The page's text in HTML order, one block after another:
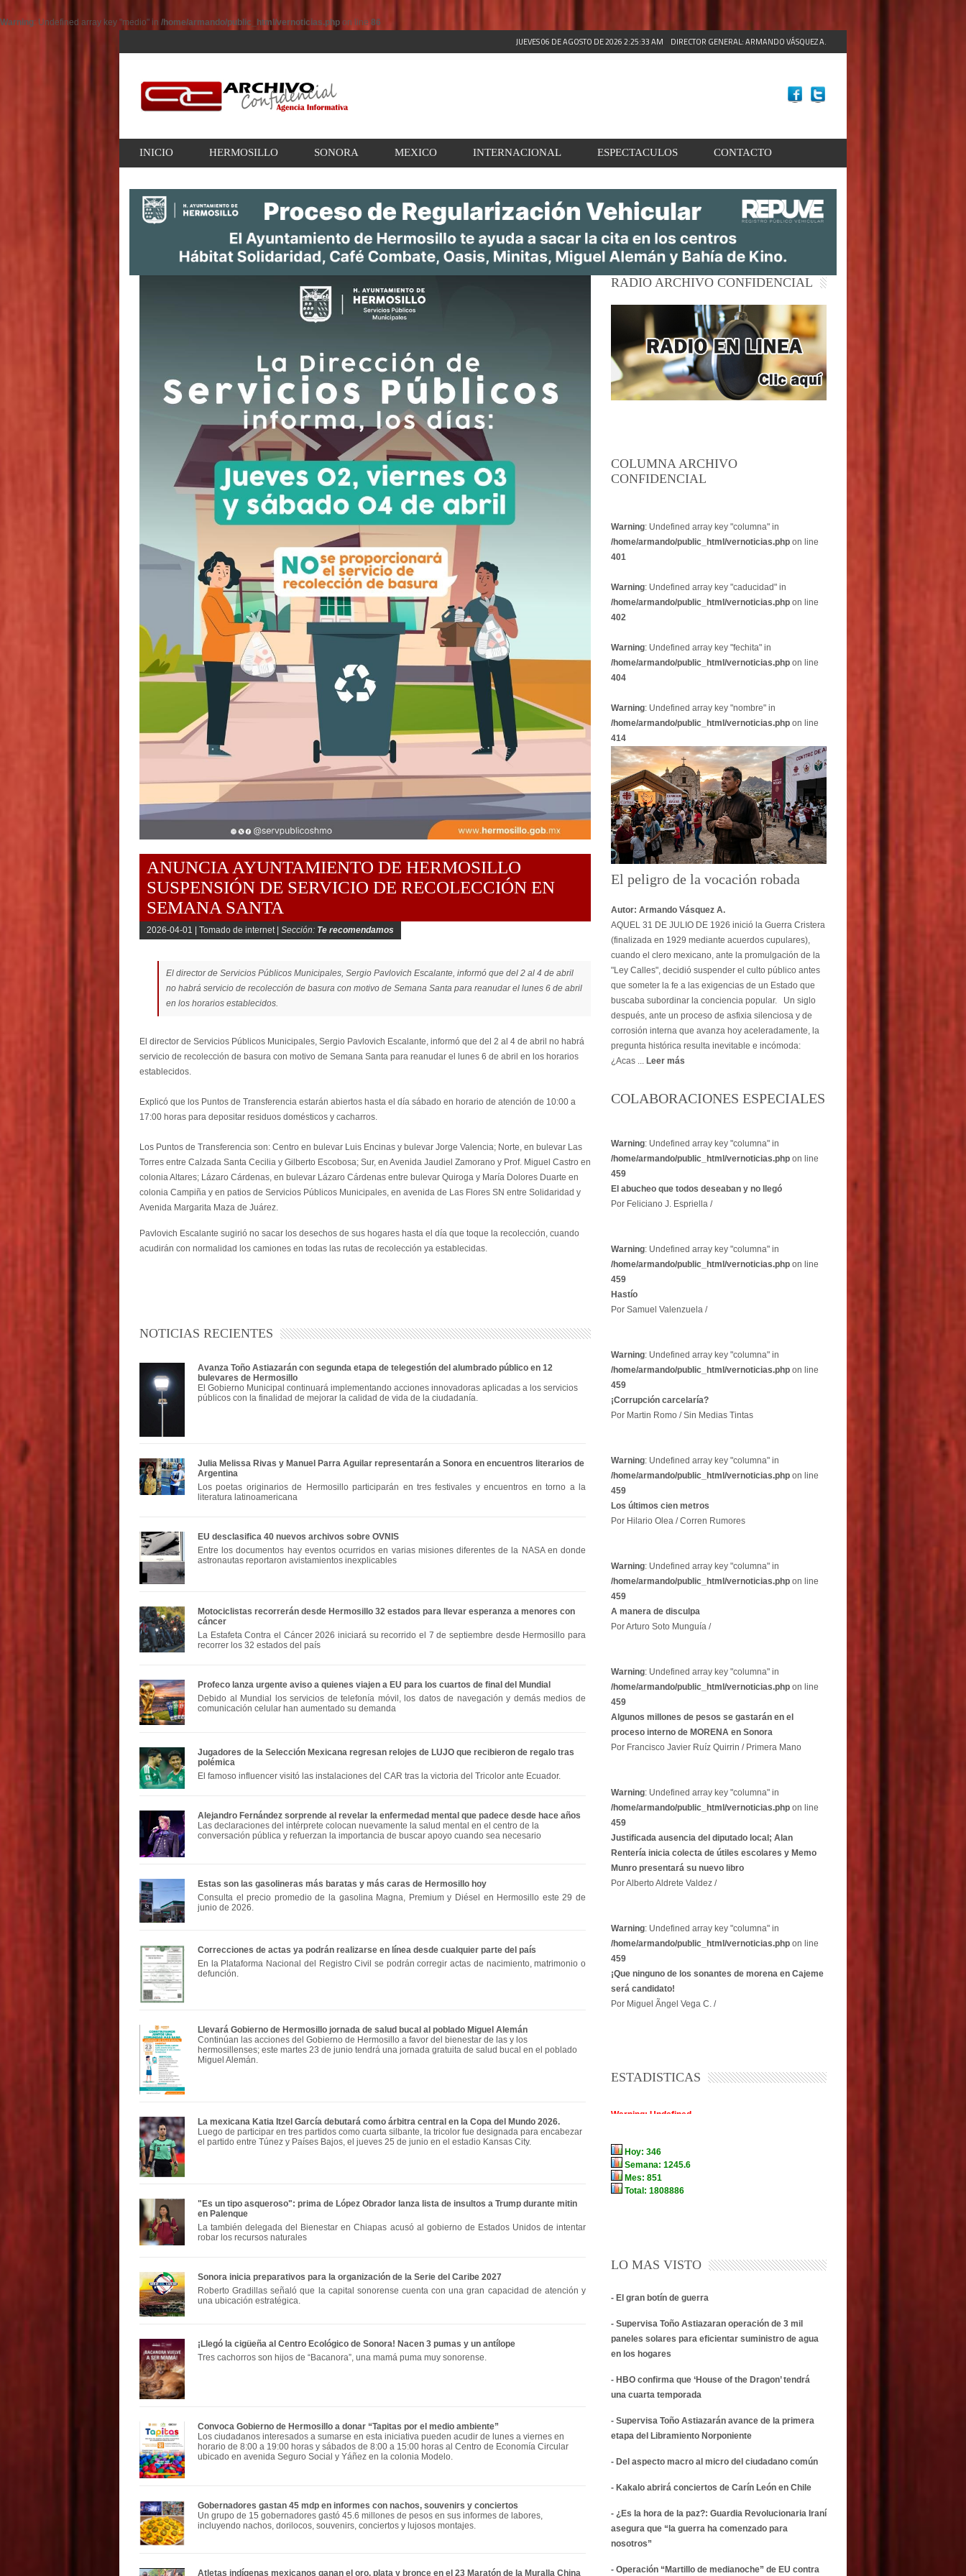
Warning: Undefined array key "medio" in /home/armando/public_html/vernoticias.php on line 86
JUEVES 06 DE AGOSTO DE 2026 2:25:35 AM DIRECTOR GENERAL: ARMANDO VÁSQUEZ A.
INICIO HERMOSILLO SONORA MEXICO INTERNACIONAL ESPECTACULOS CONTACTO
ANUNCIA AYUNTAMIENTO DE HERMOSILLO
SUSPENSIÓN DE SERVICIO DE RECOLECCIÓN EN
SEMANA SANTA
2026-04-01 | Tomado de internet | Sección: Te recomendamos
El director de Servicios Públicos Municipales, Sergio Pavlovich Escalante, informó que del 2 al 4 de abril
no habrá servicio de recolección de basura con motivo de Semana Santa para reanudar el lunes 6 de abril
en los horarios establecidos.
El director de Servicios Públicos Municipales, Sergio Pavlovich Escalante, informó que del 2 al 4 de abril no habrá
servicio de recolección de basura con motivo de Semana Santa para reanudar el lunes 6 de abril en los horarios
establecidos.
Explicó que los Puntos de Transferencia estarán abiertos hasta el día sábado en horario de atención de 10:00 a
17:00 horas para depositar residuos domésticos y cacharros.
Los Puntos de Transferencia son: Centro en bulevar Luis Encinas y bulevar Jorge Valencia; Norte, en bulevar Las
Torres entre Calzada Santa Cecilia y Gilberto Escobosa; Sur, en Avenida Jaudiel Zamorano y Prof. Miguel Castro en
colonia Altares; Lázaro Cárdenas, en bulevar Lázaro Cárdenas entre bulevar Quiroga y María Dolores Duarte en
colonia Campiña y en patios de Servicios Públicos Municipales, en avenida de Las Flores SN entre Solidaridad y
Avenida Margarita Maza de Juárez.
Pavlovich Escalante sugirió no sacar los desechos de sus hogares hasta el día que toque la recolección, cuando
acudirán con normalidad los camiones en todas las rutas de recolección ya establecidas.
NOTICIAS RECIENTES
Avanza Toño Astiazarán con segunda etapa de telegestión del alumbrado público en 12
bulevares de Hermosillo
El Gobierno Municipal continuará implementando acciones innovadoras aplicadas a los servicios
públicos con la finalidad de mejorar la calidad de vida de la ciudadanía.
Julia Melissa Rivas y Manuel Parra Aguilar representarán a Sonora en encuentros literarios de
Argentina
Los poetas originarios de Hermosillo participarán en tres festivales y encuentros en torno a la
literatura latinoamericana
EU desclasifica 40 nuevos archivos sobre OVNIS
Entre los documentos hay eventos ocurridos en varias misiones diferentes de la NASA en donde
astronautas reportaron avistamientos inexplicables
Motociclistas recorrerán desde Hermosillo 32 estados para llevar esperanza a menores con
cáncer
La Estafeta Contra el Cáncer 2026 iniciará su recorrido el 7 de septiembre desde Hermosillo para
recorrer los 32 estados del país
Profeco lanza urgente aviso a quienes viajen a EU para los cuartos de final del Mundial
Debido al Mundial los servicios de telefonía móvil, los datos de navegación y demás medios de
comunicación celular han aumentado su demanda
Jugadores de la Selección Mexicana regresan relojes de LUJO que recibieron de regalo tras
polémica
El famoso influencer visitó las instalaciones del CAR tras la victoria del Tricolor ante Ecuador.
Alejandro Fernández sorprende al revelar la enfermedad mental que padece desde hace años
Las declaraciones del intérprete colocan nuevamente la salud mental en el centro de la
conversación pública y refuerzan la importancia de buscar apoyo cuando sea necesario
Estas son las gasolineras más baratas y más caras de Hermosillo hoy
Consulta el precio promedio de la gasolina Magna, Premium y Diésel en Hermosillo este 29 de
junio de 2026.
Correcciones de actas ya podrán realizarse en línea desde cualquier parte del país
En la Plataforma Nacional del Registro Civil se podrán corregir actas de nacimiento, matrimonio o
defunción.
Llevará Gobierno de Hermosillo jornada de salud bucal al poblado Miguel Alemán
Continúan las acciones del Gobierno de Hermosillo a favor del bienestar de las y los
hermosillenses; este martes 23 de junio tendrá una jornada gratuita de salud bucal en el poblado
Miguel Alemán.
La mexicana Katia Itzel García debutará como árbitra central en la Copa del Mundo 2026.
Luego de participar en tres partidos como cuarta silbante, la tricolor fue designada para encabezar
el partido entre Túnez y Países Bajos, el jueves 25 de junio en el estadio Kansas City.
"Es un tipo asqueroso": prima de López Obrador lanza lista de insultos a Trump durante mitin
en Palenque
La también delegada del Bienestar en Chiapas acusó al gobierno de Estados Unidos de intentar
robar los recursos naturales
Sonora inicia preparativos para la organización de la Serie del Caribe 2027
Roberto Gradillas señaló que la capital sonorense cuenta con una gran capacidad de atención y
una ubicación estratégica.
¡Llegó la cigüeña al Centro Ecológico de Sonora! Nacen 3 pumas y un antílope
Tres cachorros son hijos de “Bacanora”, una mamá puma muy sonorense.
Convoca Gobierno de Hermosillo a donar “Tapitas por el medio ambiente”
Los ciudadanos interesados a sumarse en esta iniciativa pueden acudir de lunes a viernes en
horario de 8:00 a 19:00 horas y sábados de 8:00 a 15:00 horas al Centro de Economía Circular
ubicado en avenida Seguro Social y Yáñez en la colonia Modelo.
Gobernadores gastan 45 mdp en informes con nachos, souvenirs y conciertos
Un grupo de 15 gobernadores gastó 45.6 millones de pesos en sus informes de labores,
incluyendo nachos, dorilocos, souvenirs, conciertos y lujosos montajes.
Atletas indígenas mexicanos ganan el oro, plata y bronce en el 23 Maratón de la Muralla China
RADIO ARCHIVO CONFIDENCIAL
COLUMNA ARCHIVO
CONFIDENCIAL
Warning: Undefined array key "columna" in
/home/armando/public_html/vernoticias.php on line
401
Warning: Undefined array key "caducidad" in
/home/armando/public_html/vernoticias.php on line
402
Warning: Undefined array key "fechita" in
/home/armando/public_html/vernoticias.php on line
404
Warning: Undefined array key "nombre" in
/home/armando/public_html/vernoticias.php on line
414
El peligro de la vocación robada
Autor: Armando Vásquez A.
AQUEL 31 DE JULIO DE 1926 inició la Guerra Cristera
(finalizada en 1929 mediante acuerdos cupulares),
cuando el clero mexicano, ante la promulgación de la
"Ley Calles", decidió suspender el culto público antes
que someter la fe a las exigencias de un Estado que
buscaba subordinar la conciencia popular. Un siglo
después, ante un proceso de asfixia silenciosa y de
corrosión interna que avanza hoy aceleradamente, la
pregunta histórica resulta inevitable e incómoda:
¿Acas ... Leer más
COLABORACIONES ESPECIALES
Warning: Undefined array key "columna" in
/home/armando/public_html/vernoticias.php on line
459
El abucheo que todos deseaban y no llegó
Por Feliciano J. Espriella /
Warning: Undefined array key "columna" in
/home/armando/public_html/vernoticias.php on line
459
Hastío
Por Samuel Valenzuela /
Warning: Undefined array key "columna" in
/home/armando/public_html/vernoticias.php on line
459
¡Corrupción carcelaría?
Por Martin Romo / Sin Medias Tintas
Warning: Undefined array key "columna" in
/home/armando/public_html/vernoticias.php on line
459
Los últimos cien metros
Por Hilario Olea / Corren Rumores
Warning: Undefined array key "columna" in
/home/armando/public_html/vernoticias.php on line
459
A manera de disculpa
Por Arturo Soto Munguía /
Warning: Undefined array key "columna" in
/home/armando/public_html/vernoticias.php on line
459
Algunos millones de pesos se gastarán en el
proceso interno de MORENA en Sonora
Por Francisco Javier Ruíz Quirrin / Primera Mano
Warning: Undefined array key "columna" in
/home/armando/public_html/vernoticias.php on line
459
Justificada ausencia del diputado local; Alan
Rentería inicia colecta de útiles escolares y Memo
Munro presentará su nuevo libro
Por Alberto Aldrete Valdez /
Warning: Undefined array key "columna" in
/home/armando/public_html/vernoticias.php on line
459
¡Que ninguno de los sonantes de morena en Cajeme
será candidato!
Por Miguel Ãngel Vega C. /
ESTADISTICAS
LO MAS VISTO
- El gran botín de guerra
- Supervisa Toño Astiazaran operación de 3 mil
paneles solares para eficientar suministro de agua
en los hogares
- HBO confirma que ‘House of the Dragon’ tendrá
una cuarta temporada
- Supervisa Toño Astiazarán avance de la primera
etapa del Libramiento Norponiente
- Del aspecto macro al micro del ciudadano común
- Kakalo abrirá conciertos de Carín León en Chile
- ¿Es la hora de la paz?: Guardia Revolucionaria Iraní
asegura que “la guerra ha comenzado para
nosotros”
- Operación “Martillo de medianoche” de EU contra